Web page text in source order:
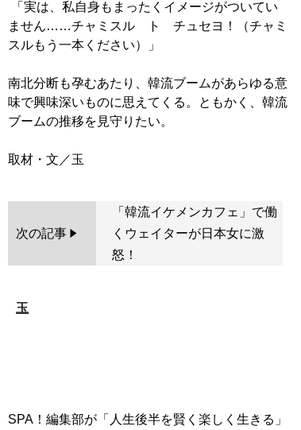
「実は、私自身もまったくイメージがついてい
ません……チャミスル ト チュセヨ！（チャミ
スルもう一本ください）」
南北分断も孕むあたり、韓流ブームがあらゆる意
味で興味深いものに思えてくる。ともかく、韓流
ブームの推移を見守りたい。
次の記事
「韓流イケメンカフェ」で働
くウェイターが日本女に激
怒！
玉
SPA！編集部が「人生後半を賢く楽しく生きる」